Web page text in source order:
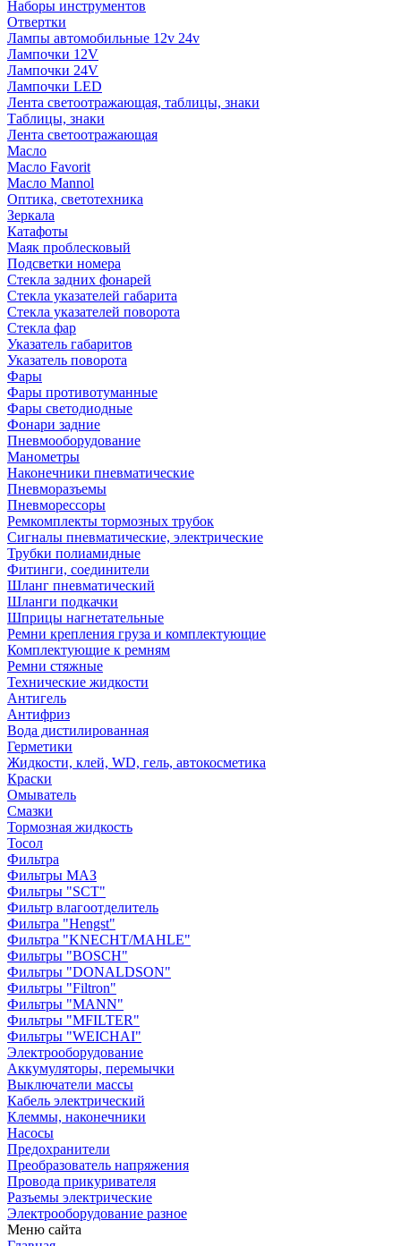
Наборы инструментов
Отвертки
Лампы автомобильные 12v 24v
Лампочки 12V
Лампочки 24V
Лампочки LED
Лента светоотражающая, таблицы, знаки
Таблицы, знаки
Лента светоотражающая
Масло
Масло Favorit
Масло Mannol
Оптика, светотехника
Зеркала
Катафоты
Маяк проблесковый
Подсветки номера
Стекла задних фонарей
Стекла указателей габарита
Стекла указателей поворота
Стекла фар
Указатель габаритов
Указатель поворота
Фары
Фары противотуманные
Фары светодиодные
Фонари задние
Пневмооборудование
Манометры
Наконечники пневматические
Пневморазъемы
Пневморессоры
Ремкомплекты тормозных трубок
Сигналы пневматические, электрические
Трубки полиамидные
Фитинги, соединители
Шланг пневматический
Шланги подкачки
Шприцы нагнетательные
Ремни крепления груза и комплектующие
Комплектующие к ремням
Ремни стяжные
Технические жидкости
Антигель
Антифриз
Вода дистилированная
Герметики
Жидкости, клей, WD, гель, автокосметика
Краски
Омыватель
Смазки
Тормозная жидкость
Тосол
Фильтра
Фильтры МАЗ
Фильтры "SCT"
Фильтр влагоотделитель
Фильтра "Hengst"
Фильтра "KNECHT/MAHLE"
Фильтры "BOSCH"
Фильтры "DONALDSON"
Фильтры "Filtron"
Фильтры "MANN"
Фильтры "MFILTER"
Фильтры "WEICHAI"
Электрооборудование
Аккумуляторы, перемычки
Выключатели массы
Кабель электрический
Клеммы, наконечники
Насосы
Предохранители
Преобразователь напряжения
Провода прикуривателя
Разъемы электрические
Электрооборудование разное
Меню сайта